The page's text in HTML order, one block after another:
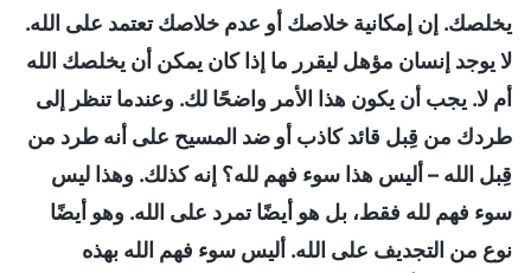
يخلصك. إن إمكانية خلاصك أو عدم خلاصك تعتمد على الله.
لا يوجد إنسان مؤهل ليقرر ما إذا كان يمكن أن يخلصك الله
أم لا. يجب أن يكون هذا الأمر واضحًا لك. وعندما تنظر إلى
طردك من قِبل قائد كاذب أو ضد المسيح على أنه طرد من
قِبل الله – أليس هذا سوء فهم لله؟ إنه كذلك. وهذا ليس
سوء فهم لله فقط، بل هو أيضًا تمرد على الله. وهو أيضًا
نوع من التجديف على الله. أليس سوء فهم الله بهذه